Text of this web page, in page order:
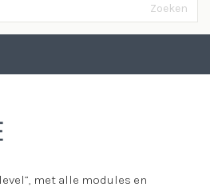
Zoeken
met alle modules en